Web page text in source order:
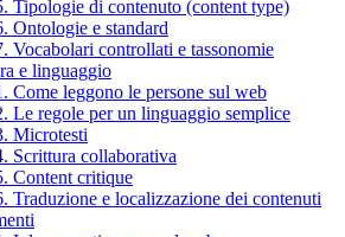
Tipologie di contenuto (content type)
Ontologie e standard
Vocabolari controllati e tassonomie
e linguaggio
Come leggono le persone sul web
Le regole per un linguaggio semplice
Microtesti
Scrittura collaborativa
Content critique
Traduzione e localizzazione dei contenuti